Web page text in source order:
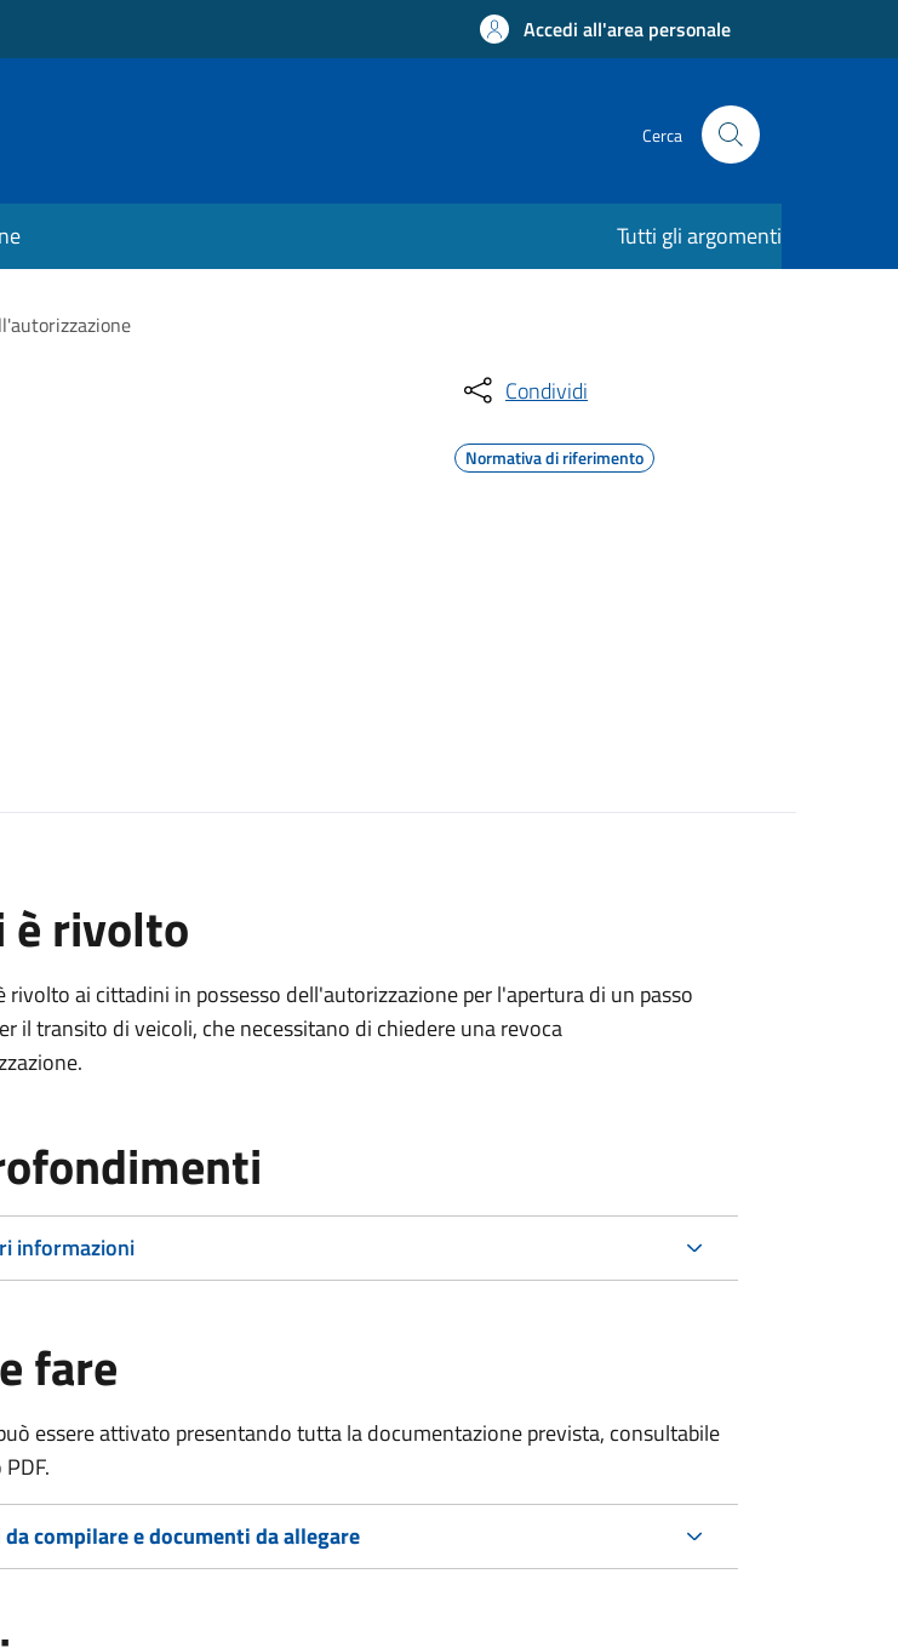
Accedi all'area personale
Cerca
Tutti gli argomenti
Condividi
Normativa di riferimento
è rivolto
rivolto ai cittadini in possesso dell'autorizzazione per l'apertura di un passo
il transito di veicoli, che necessitano di chiedere una revoca
informazioni
fare
essere attivato presentando tutta la documentazione prevista, consultabile
compilare e documenti da allegare